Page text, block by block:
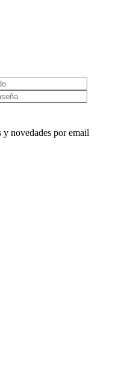
novedades por email